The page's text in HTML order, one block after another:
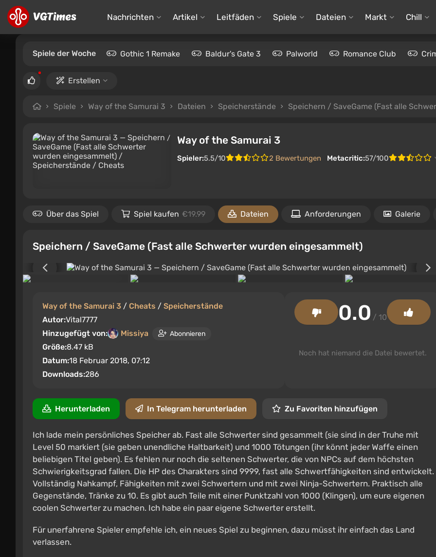
Nachrichten Artikel Leitfäden Spiele Dateien Markt Chill
Spiele der Woche Gothic 1 Remake Baldur's Gate 3 Palworld Romance Club
Erstellen
Spiele Way of the Samurai 3 Dateien Speicherstände Speichern / SaveGame (Fast alle
Way of the Samurai 3
Spieler:5.5/10 2 Bewertungen Metacritic:57/100
Über das Spiel Spiel kaufen €19.99 Dateien Anforderungen Galerie
Speichern / SaveGame (Fast alle Schwerter wurden eingesammelt)
Way of the Samurai 3 / Cheats / Speicherstände
Autor:Vital7777
Hinzugefügt von:
Missiya Abonnieren
Größe:8.47 kB
Datum:18 Februar 2018, 07:12
Downloads:286
0.0 / 10
Noch hat niemand die Datei bewertet.
Herunterladen In Telegram herunterladen Zu Favoriten hinzufügen
Ich lade mein persönliches Speicher ab. Fast alle Schwerter sind gesammelt (sie sind in der Truhe mit
Level 50 markiert (sie geben unendliche Haltbarkeit) und 1000 Tötungen (ihr könnt jeder Waffe einen
beliebigen Titel geben). Es fehlen nur noch die seltenen Schwerter, die von NPCs auf dem höchsten
Schwierigkeitsgrad fallen. Die HP des Charakters sind 9999, fast alle Schwertfähigkeiten sind entwickelt.
Vollständig Nahkampf, Fähigkeiten mit zwei Schwertern und mit zwei Ninja-Schwertern. Praktisch alle
Gegenstände, Tränke zu 10. Es gibt auch Teile mit einer Punktzahl von 1000 (Klingen), um eure eigenen
coolen Schwerter zu machen. Ich habe ein paar eigene Schwerter erstellt.
Für unerfahrene Spieler empfehle ich, ein neues Spiel zu beginnen, dazu müsst ihr einfach das Land
verlassen.